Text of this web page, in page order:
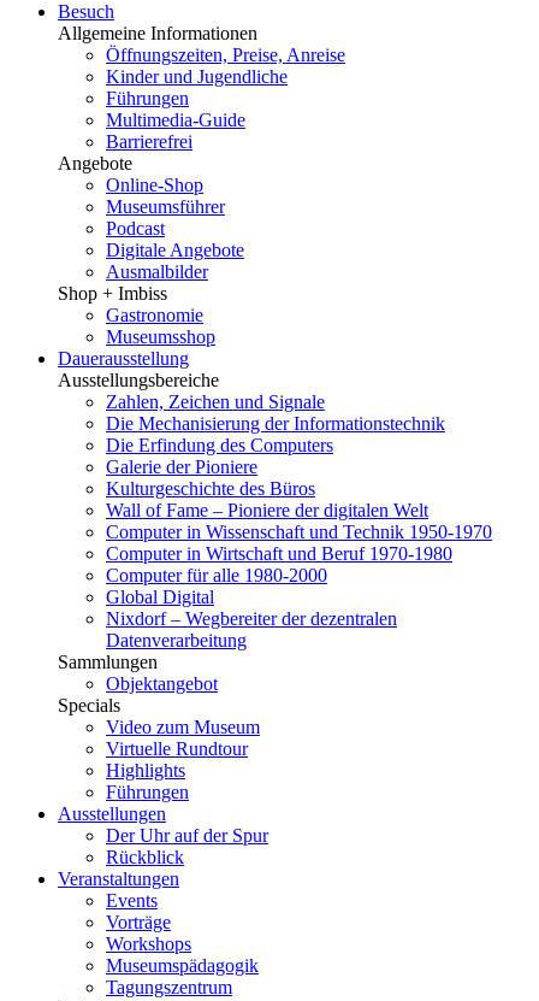
Besuch
Allgemeine Informationen
Öffnungszeiten, Preise, Anreise
Kinder und Jugendliche
Führungen
Multimedia-Guide
Barrierefrei
Angebote
Online-Shop
Museumsführer
Podcast
Digitale Angebote
Ausmalbilder
Shop + Imbiss
Gastronomie
Museumsshop
Dauerausstellung
Ausstellungsbereiche
Zahlen, Zeichen und Signale
Die Mechanisierung der Informationstechnik
Die Erfindung des Computers
Galerie der Pioniere
Kulturgeschichte des Büros
Wall of Fame – Pioniere der digitalen Welt
Computer in Wissenschaft und Technik 1950-1970
Computer in Wirtschaft und Beruf 1970-1980
Computer für alle 1980-2000
Global Digital
Nixdorf – Wegbereiter der dezentralen
Datenverarbeitung
Sammlungen
Objektangebot
Specials
Video zum Museum
Virtuelle Rundtour
Highlights
Führungen
Ausstellungen
Der Uhr auf der Spur
Rückblick
Veranstaltungen
Events
Vorträge
Workshops
Museumspädagogik
Tagungszentrum